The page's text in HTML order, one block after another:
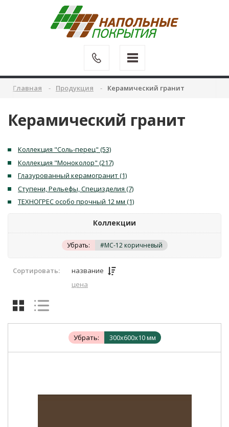
Главная Продукция Керамический гранит
Керамический гранит
Коллекция "Соль-перец" (53)
Коллекция "Моноколор" (217)
Глазурованный керамогранит (1)
Ступени, Рельефы, Специзделия (7)
ТЕХНОГРЕС особо прочный 12 мм (1)
Коллекции
Убрать: #MC-12 коричневый
Сортировать:
название
цена
Убрать: 300х600х10 мм